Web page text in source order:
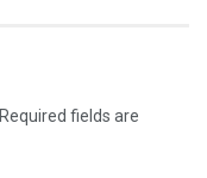
Required fields are